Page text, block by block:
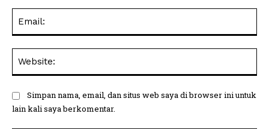
Simpan nama, email, dan situs web saya di browser ini untuk
lain kali saya berkomentar.